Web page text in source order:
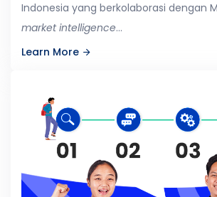
Indonesia yang berkolaborasi dengan
market intelligence...
Learn More